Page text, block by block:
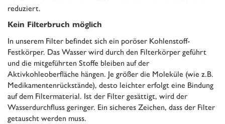
reduziert.
Kein Filterbruch möglich
In unserem Filter befindet sich ein poröser Kohlenstoff-
Festkörper. Das Wasser wird durch den Filterkörper geführt
und die mitgeführten Stoffe bleiben auf der
Aktivkohleoberfläche hängen. Je größer die Moleküle (wie z.B.
Medikamentenrückstände), desto leichter erfolgt eine Bindung
auf dem Filtermaterial. Ist der Filter gesättigt, wird der
Wasserdurchfluss geringer. Ein sicheres Zeichen, dass der Filter
getauscht werden muss.